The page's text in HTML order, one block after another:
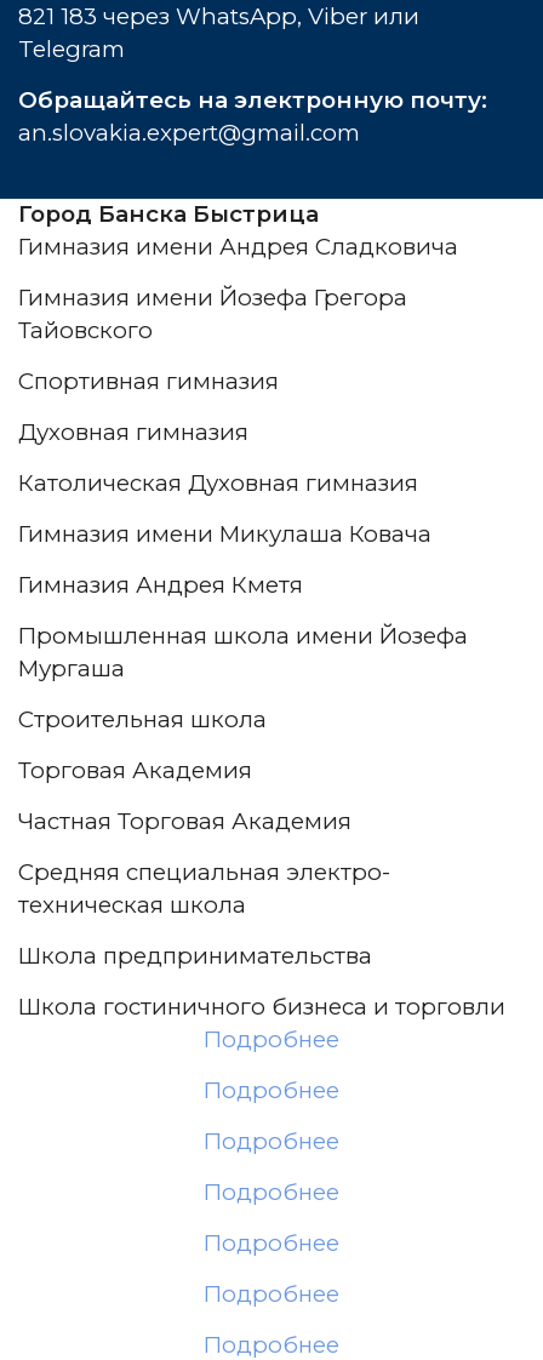
821 183 через WhatsApp, Viber или
Telegram
Обращайтесь на электронную почту:
an.slovakia.expert@gmail.com
Город Банска Быстрица
Гимназия имени Андрея Сладковича
Гимназия имени Йозефа Грегора
Тайовского
Спортивная гимназия
Духовная гимназия
Католическая Духовная гимназия
Гимназия имени Микулаша Ковача
Гимназия Андрея Кметя
Промышленная школа имени Йозефа
Мургаша
Строительная школа
Торговая Академия
Частная Торговая Академия
Средняя специальная электро-
техническая школа
Школа предпринимательства
Школа гостиничного бизнеса и торговли
Подробнее
Подробнее
Подробнее
Подробнее
Подробнее
Подробнее
Подробнее